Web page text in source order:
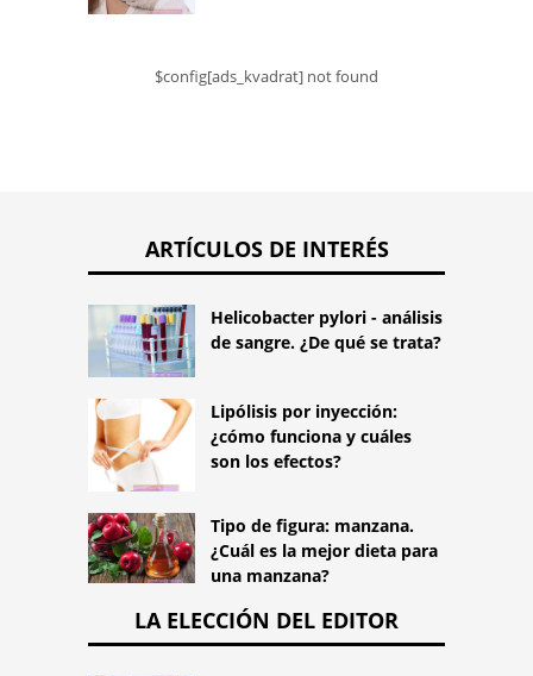
$config[ads_kvadrat] not found
ARTÍCULOS DE INTERÉS
Helicobacter pylori - análisis
de sangre. ¿De qué se trata?
Lipólisis por inyección:
¿cómo funciona y cuáles
son los efectos?
Tipo de figura: manzana.
¿Cuál es la mejor dieta para
una manzana?
LA ELECCIÓN DEL EDITOR